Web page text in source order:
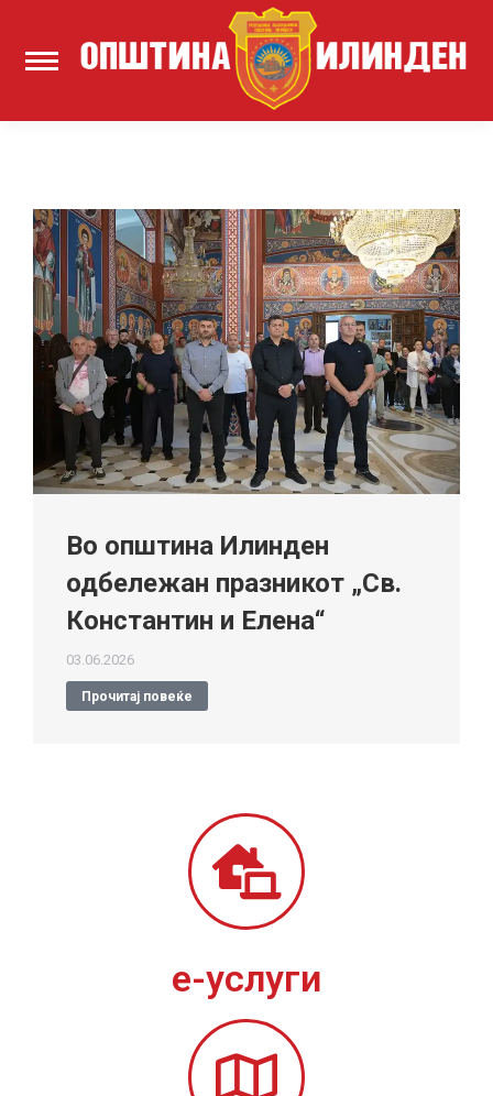
Во општина Илинден
одбележан празникот „Св.
Константин и Елена“
03.06.2026
Прочитај повеќе
е-услуги